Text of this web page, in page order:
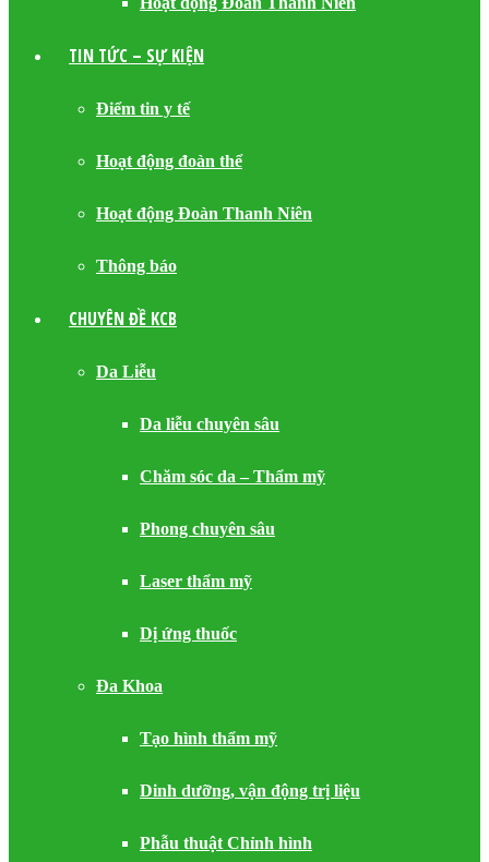
TIN TỨC – SỰ KIỆN
Điểm tin y tế
Hoạt động đoàn thể
Hoạt động Đoàn Thanh Niên
Thông báo
CHUYÊN ĐỀ KCB
Da Liễu
Da liễu chuyên sâu
Chăm sóc da – Thẩm mỹ
Phong chuyên sâu
Laser thẩm mỹ
Dị ứng thuốc
Đa Khoa
Tạo hình thẩm mỹ
Dinh dưỡng, vận động trị liệu
Phẫu thuật Chỉnh hình